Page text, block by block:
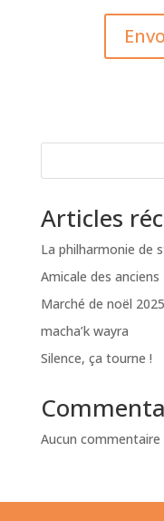
Articles
La philharmonie de
Amicale des anciens
Marché de noël 2025
macha’k wayra
Silence, ça tourne !
Aucun commentaire